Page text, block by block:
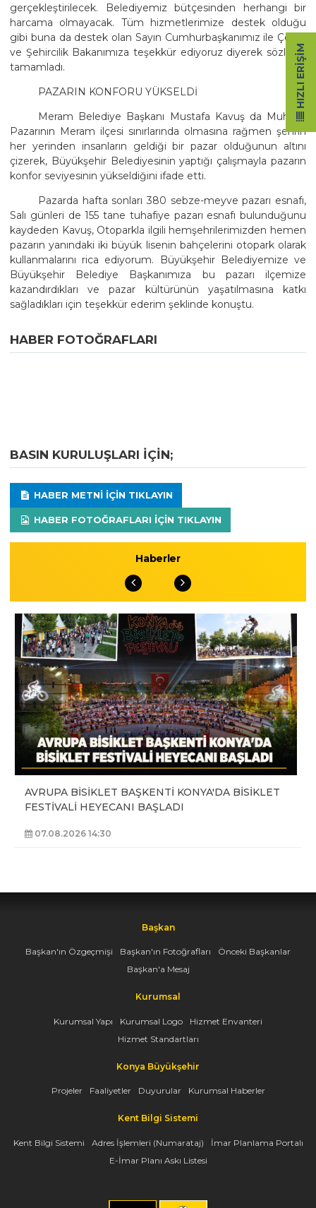
gerçekleştirilecek. Belediyemiz bütçesinden herhangi bir
harcama olmayacak. Tüm hizmetlerimize destek olduğu
gibi buna da destek olan Sayın Cumhurbaşkanımız ile Çevre
ve Şehircilik Bakanımıza teşekkür ediyoruz diyerek sözlerini
tamamladı.
PAZARIN KONFORU YÜKSELDİ
Meram Belediye Başkanı Mustafa Kavuş da Muhacir
Pazarının Meram ilçesi sınırlarında olmasına rağmen şehrin
her yerinden insanların geldiği bir pazar olduğunun altını
çizerek, Büyükşehir Belediyesinin yaptığı çalışmayla pazarın
konfor seviyesinin yükseldiğini ifade etti.
Pazarda hafta sonları 380 sebze-meyve pazarı esnafı,
Salı günleri de 155 tane tuhafiye pazarı esnafı bulunduğunu
kaydeden Kavuş, Otoparkla ilgili hemşehrilerimizden hemen
pazarın yanındaki iki büyük lisenin bahçelerini otopark olarak
kullanmalarını rica ediyorum. Büyükşehir Belediyemize ve
Büyükşehir Belediye Başkanımıza bu pazarı ilçemize
kazandırdıkları ve pazar kültürünün yaşatılmasına katkı
sağladıkları için teşekkür ederim şeklinde konuştu.
HABER FOTOĞRAFLARI
BASIN KURULUŞLARI IÇIN;
HABER METNI IÇIN TIKLAYIN
HABER FOTOĞRAFLARI IÇIN TIKLAYIN
Haberler
AVRUPA BİSİKLET BAŞKENTİ KONYA'DA BİSİKLET
FESTİVALİ HEYECANI BAŞLADI
07.08.2026 14:30
Başkan
Başkan'ın Özgeçmişi Başkan'ın Fotoğrafları
Önceki Başkanlar
Başkan'a Mesaj
Kurumsal
Kurumsal Yapı Kurumsal Logo
Hizmet Envanteri
Hizmet Standartları
Konya Büyükşehir
Projeler Faaliyetler Duyurular Kurumsal Haberler
Kent Bilgi Sistemi
Kent Bilgi Sistemi Adres İşlemleri (Numarataj)
İmar Planlama Portalı
E-İmar Planı Askı Listesi
HIZLI ERIŞIM